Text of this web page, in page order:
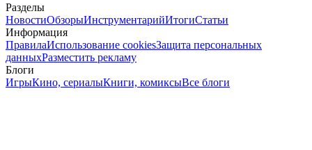
Разделы
НовостиОбзорыИнструментарийИтогиСтатьи
Информация
ПравилаИспользование cookiesЗащита персональных
данныхРазместить рекламу
Блоги
ИгрыКино, сериалыКниги, комиксыВсе блоги